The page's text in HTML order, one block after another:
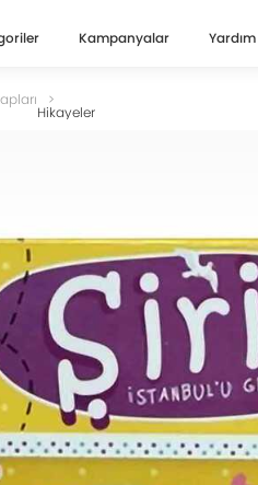
Kampanyalar Yardım
Hikayeler